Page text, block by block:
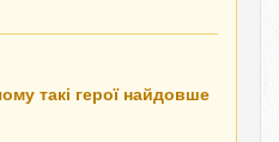
такі герої найдовше